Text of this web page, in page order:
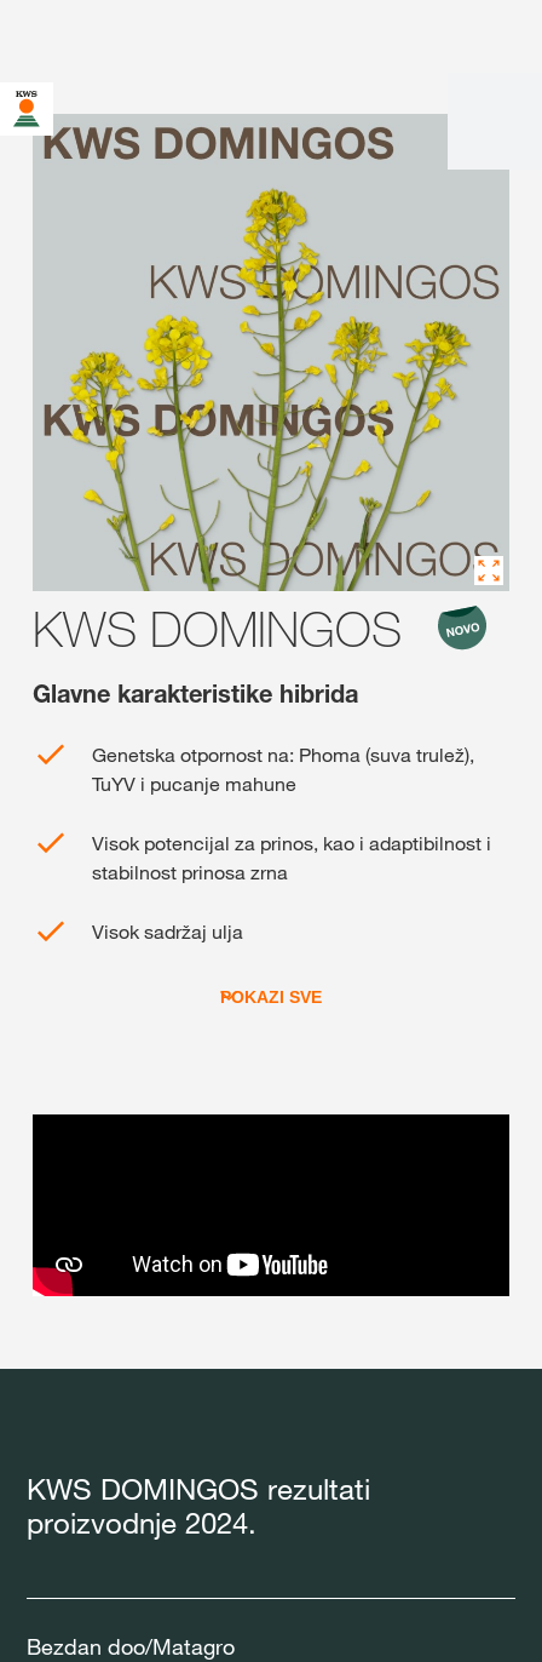
KWS DOMINGOS
Glavne karakteristike hibrida
Genetska otpornost na: Phoma (suva trulež),
TuYV i pucanje mahune
Visok potencijal za prinos, kao i adaptibilnost i
stabilnost prinosa zrna
Visok sadržaj ulja
POKAZI SVE
KWS DOMINGOS rezultati
proizvodnje 2024.
Bezdan doo/Matagro